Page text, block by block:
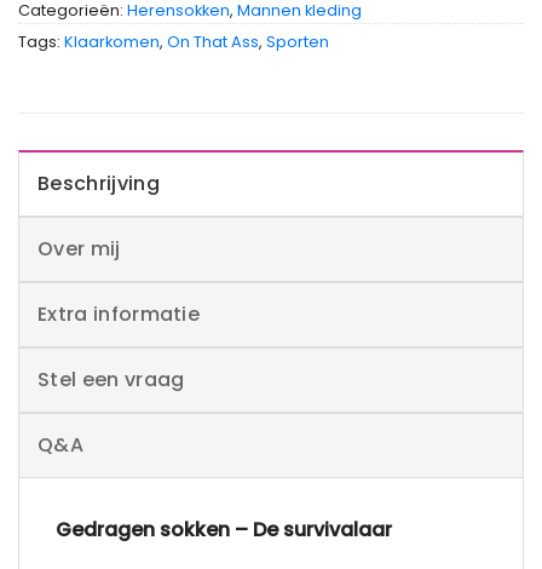
Categorieën: Herensokken, Mannen kleding
Tags: Klaarkomen, On That Ass, Sporten
Beschrijving
Over mij
Extra informatie
Stel een vraag
Q&A
Gedragen sokken – De survivalaar